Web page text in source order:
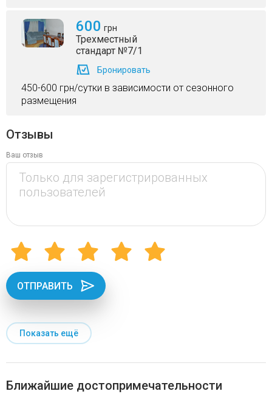
600 грн
Трехместный
стандарт №7/1
Бронировать
450-600 грн/сутки в зависимости от сезонного
размещения
Отзывы
Ваш отзыв
ОТПРАВИТЬ
Показать ещё
Ближайшие достопримечательности